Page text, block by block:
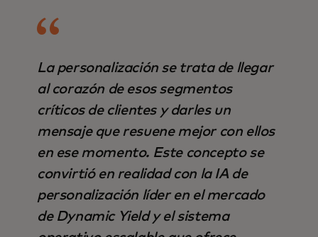
La personalización se trata de llegar
al corazón de esos segmentos
críticos de clientes y darles un
mensaje que resuene mejor con ellos
en ese momento. Este concepto se
convirtió en realidad con la IA de
personalización líder en el mercado
de Dynamic Yield y el sistema